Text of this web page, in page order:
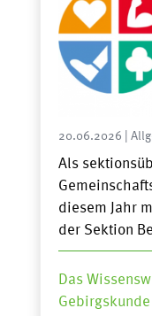
20.06.2026
Als
diesem Jahr
der Sektion
Das
Gebirgskunde